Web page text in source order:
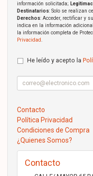
información solicitada;
Destinatarios: Solo se realizan
Derechos: Acceder, rectificar y
indica en la información
la información completa de
Privacidad
He leído y acepto la
Contacto
Política Privacidad
Condiciones de Compra
¿Quienes Somos?
Contacto